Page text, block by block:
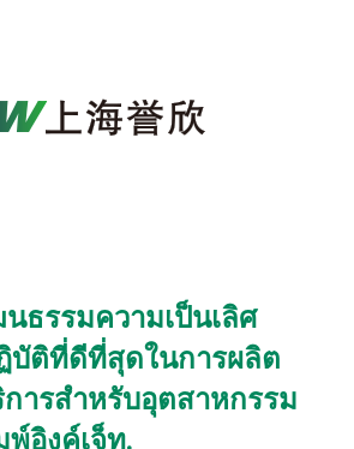
ธรรมความเป็นเลิศ
บัติที่ดีที่สุดในการผลิต
ารสำหรับอุตสาหกรรม
อิงค์เจ็ท.